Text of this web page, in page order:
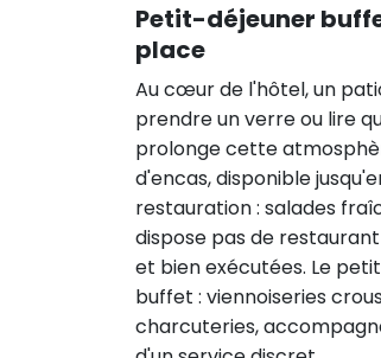
Petit-déjeuner
place
Au cœur de l'hôtel, un
prendre un verre ou lire
prolonge cette
d'encas, disponible
restauration : salades
dispose pas de
et bien exécutées. Le
buffet : viennoiseries
charcuteries,